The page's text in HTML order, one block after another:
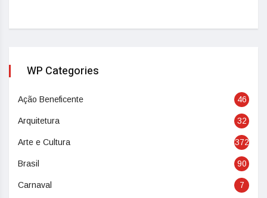
WP Categories
Ação Beneficente 46
Arquitetura 32
Arte e Cultura 372
Brasil 90
Carnaval 7